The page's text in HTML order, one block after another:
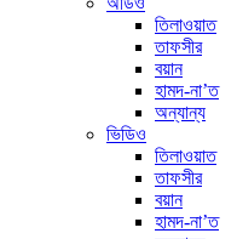
তিলাওয়াত
তাফসীর
বয়ান
হামদ-না’ত
অন্যান্য
ভিডিও
তিলাওয়াত
তাফসীর
বয়ান
হামদ-না’ত